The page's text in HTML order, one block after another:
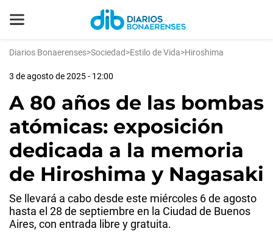
Diarios Bonaerenses>Sociedad>Estilo de Vida>Hiroshima
3 de agosto de 2025 - 12:00
A 80 años de las bombas
atómicas: exposición
dedicada a la memoria
de Hiroshima y Nagasaki
Se llevará a cabo desde este miércoles 6 de agosto
hasta el 28 de septiembre en la Ciudad de Buenos
Aires, con entrada libre y gratuita.